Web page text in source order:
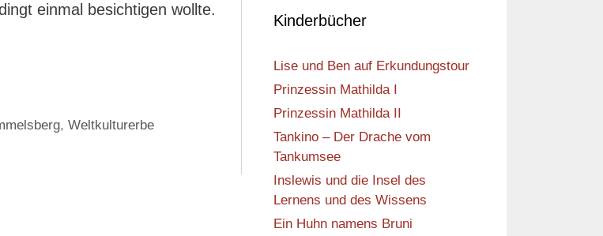
einmal besichtigen wollte.
,Weltkulturerbe
Kinderbücher
Lise und Ben auf Erkundungstour
Prinzessin Mathilda I
Prinzessin Mathilda II
Tankino – Der Drache vom
Tankumsee
Inslewis und die Insel des
Lernens und des Wissens
Ein Huhn namens Bruni